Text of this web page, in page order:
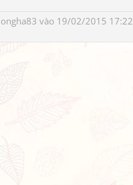
vào 19/02/2015 17:22